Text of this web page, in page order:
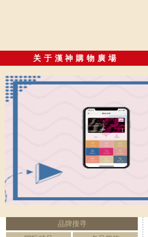
关于漢神購物廣場
品牌搜寻